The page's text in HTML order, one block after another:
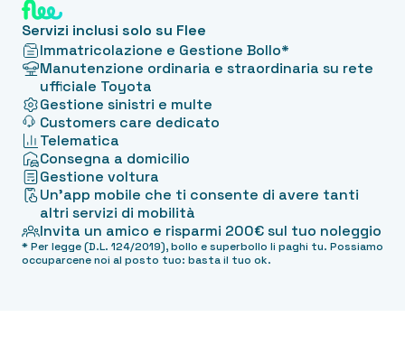
Servizi inclusi solo su Flee
Immatricolazione e Gestione Bollo*
Manutenzione ordinaria e straordinaria su rete
ufficiale Toyota
Gestione sinistri e multe
Customers care dedicato
Telematica
Consegna a domicilio
Gestione voltura
Un'app mobile che ti consente di avere tanti
altri servizi di mobilità
Invita un amico e risparmi 200€ sul tuo noleggio
* Per legge (D.L. 124/2019), bollo e superbollo li paghi tu. Possiamo
occuparcene noi al posto tuo: basta il tuo ok.